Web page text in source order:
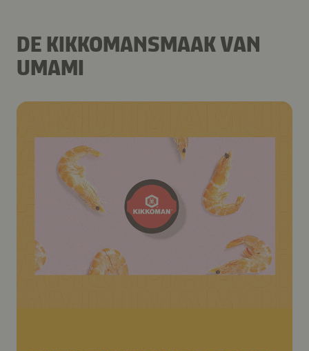
DE KIKKOMANSMAAK VAN
UMAMI